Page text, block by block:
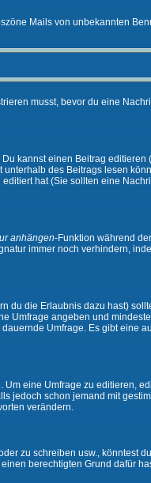
Mails von unbekannten
musst, bevor du eine
kannst einen Beitrag
des Beitrags lesen
hat (Sie sollten eine
anhängen-Funktion während
immer noch verhindern,
du die Erlaubnis dazu hast)
Umfrage angeben und
Umfrage. Es gibt eine
eine Umfrage zu editieren,
jedoch schon jemand mit
verändern.
zu schreiben usw., könntest
berechtigten Grund dafür